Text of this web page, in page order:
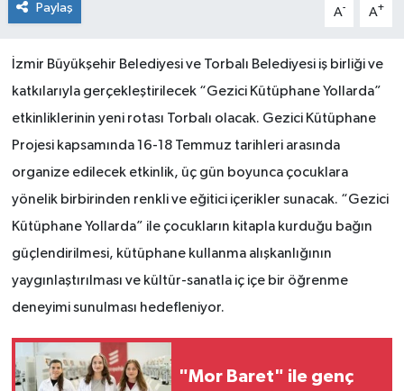
Paylaş A- A+
İzmir Büyükşehir Belediyesi ve Torbalı Belediyesi iş birliği ve
katkılarıyla gerçekleştirilecek “Gezici Kütüphane Yollarda”
etkinliklerinin yeni rotası Torbalı olacak. Gezici Kütüphane
Projesi kapsamında 16-18 Temmuz tarihleri arasında
organize edilecek etkinlik, üç gün boyunca çocuklara
yönelik birbirinden renkli ve eğitici içerikler sunacak. “Gezici
Kütüphane Yollarda” ile çocukların kitapla kurduğu bağın
güçlendirilmesi, kütüphane kullanma alışkanlığının
yaygınlaştırılması ve kültür-sanatla iç içe bir öğrenme
deneyimi sunulması hedefleniyor.
"Mor Baret" ile genç